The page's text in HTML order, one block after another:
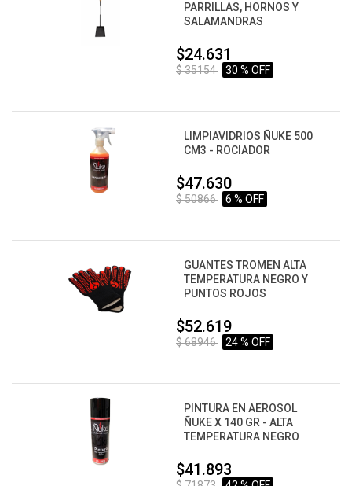
PARRILLAS, HORNOS Y
SALAMANDRAS
$24.631
$ 35154 30 % OFF
LIMPIAVIDRIOS ÑUKE 500
CM3 - ROCIADOR
$47.630
$ 50866 6 % OFF
GUANTES TROMEN ALTA
TEMPERATURA NEGRO Y
PUNTOS ROJOS
$52.619
$ 68946 24 % OFF
PINTURA EN AEROSOL
ÑUKE X 140 GR - ALTA
TEMPERATURA NEGRO
$41.893